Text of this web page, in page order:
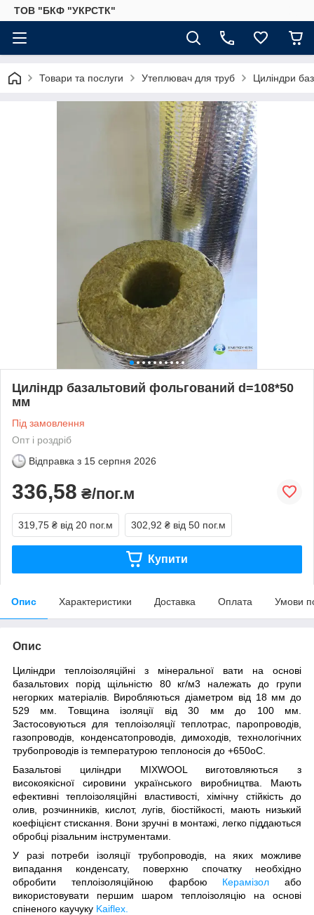
ТОВ "БКФ "УКРСТК"
Товари та послуги Утеплювач для труб Циліндри
Циліндр базальтовий фольгований d=108*50
мм
Під замовлення
Опт і роздріб
Відправка з 15 серпня 2026
336,58 ₴/пог.м
319,75 ₴ від 20 пог.м 302,92 ₴ від 50 пог.м
Купити
Опис Характеристики Доставка Оплата Умови
Опис
Циліндри теплоізоляційні з мінеральної вати на основі
базальтових порід щільністю 80 кг/м3 належать до групи
негорких матеріалів. Виробляються діаметром від 18 мм до
529 мм. Товщина ізоляції від 30 мм до 100 мм.
Застосовуються для теплоізоляції теплотрас, паропроводів,
газопроводів, конденсатопроводів, димоходів, технологічних
трубопроводів із температурою теплоносія до +650оС.
Базальтові циліндри MIXWOOL виготовляються з
високоякісної сировини українського виробництва. Мають
ефективні теплоізоляційні властивості, хімічну стійкість до
олив, розчинників, кислот, лугів, біостійкості, мають низький
коефіцієнт стискання. Вони зручні в монтажі, легко піддаються
обробці різальним інструментами.
У разі потреби ізоляції трубопроводів, на яких можливе
випадання конденсату, поверхню спочатку необхідно
обробити теплоізоляційною фарбою
Керамізол
або
використовувати першим шаром теплоізоляцію на основі
спіненого каучуку Kaiflex.